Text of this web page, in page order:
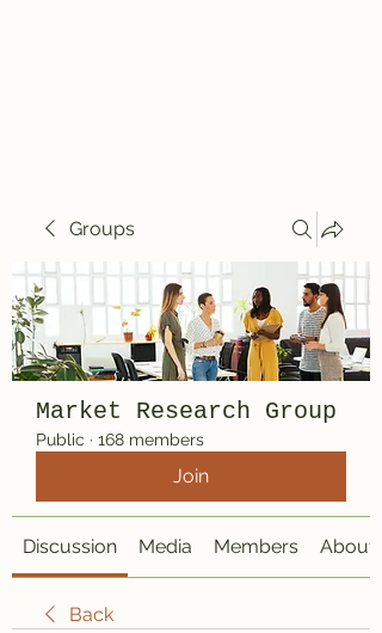
Groups
Market Research Group
Public · 168 members
Join
Discussion Media Members About
Back